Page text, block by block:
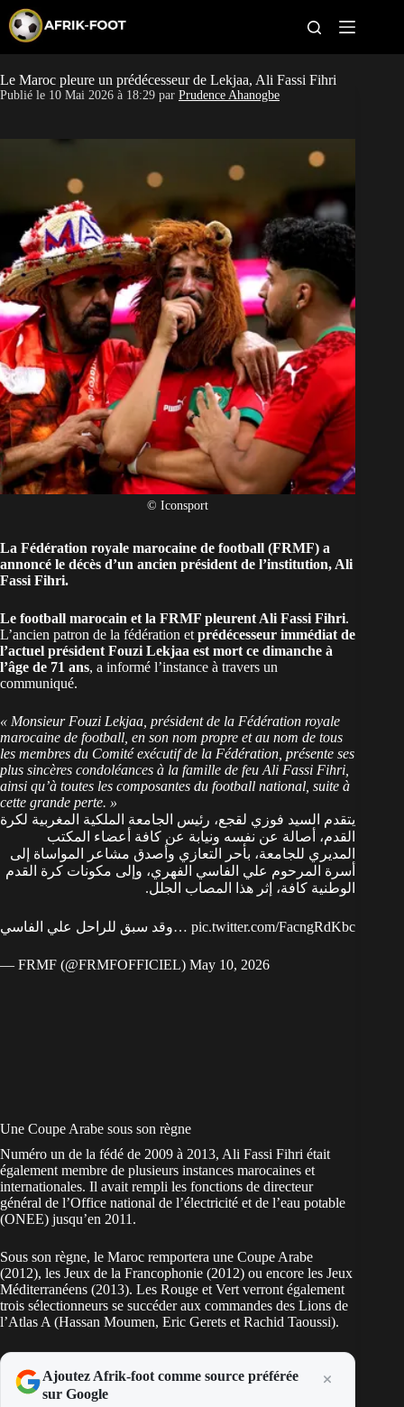
p
t
o
c
CAN féminine
Clubs
Classement
Paris sportifs
Le Maroc pleure un prédécesseur de Lekjaa, Ali Fassi Fihri
Publié le 10 Mai 2026 à 18:29 par Prudence Ahanogbe
© Iconsport
La Fédération royale marocaine de football (FRMF) a
annoncé le décès d’un ancien président de l’institution, Ali
Fassi Fihri.
Le football marocain et la FRMF pleurent Ali Fassi Fihri.
L’ancien patron de la fédération et prédécesseur immédiat de
l’actuel président Fouzi Lekjaa est mort ce dimanche à
l’âge de 71 ans, a informé l’instance à travers un
communiqué.
« Monsieur Fouzi Lekjaa, président de la Fédération royale
marocaine de football, en son nom propre et au nom de tous
les membres du Comité exécutif de la Fédération, présente ses
plus sincères condoléances à la famille de feu Ali Fassi Fihri,
ainsi qu’à toutes les composantes du football national, suite à
cette grande perte. »
يتقدم السيد فوزي لقجع، رئيس الجامعة الملكية المغربية لكرة
القدم، أصالة عن نفسه ونيابة عن كافة أعضاء المكتب
المديري للجامعة، بأحر التعازي وأصدق مشاعر المواساة إلى
أسرة المرحوم علي الفاسي الفهري، وإلى مكونات كرة القدم
الوطنية كافة، إثر هذا المصاب الجلل.
وقد سبق للراحل علي الفاسي… pic.twitter.com/FacngRdKbc
— FRMF (@FRMFOFFICIEL) May 10, 2026
Une Coupe Arabe sous son règne
Numéro un de la fédé de 2009 à 2013, Ali Fassi Fihri était
également membre de plusieurs instances marocaines et
internationales. Il avait rempli les fonctions de directeur
général de l’Office national de l’électricité et de l’eau potable
(ONEE) jusqu’en 2011.
Sous son règne, le Maroc remportera une Coupe Arabe
(2012), les Jeux de la Francophonie (2012) ou encore les Jeux
Méditerranéens (2013). Les Rouge et Vert verront également
trois sélectionneurs se succéder aux commandes des Lions de
l’Atlas A (Hassan Moumen, Eric Gerets et Rachid Taoussi).
Ajoutez Afrik-foot comme source préférée
sur Google